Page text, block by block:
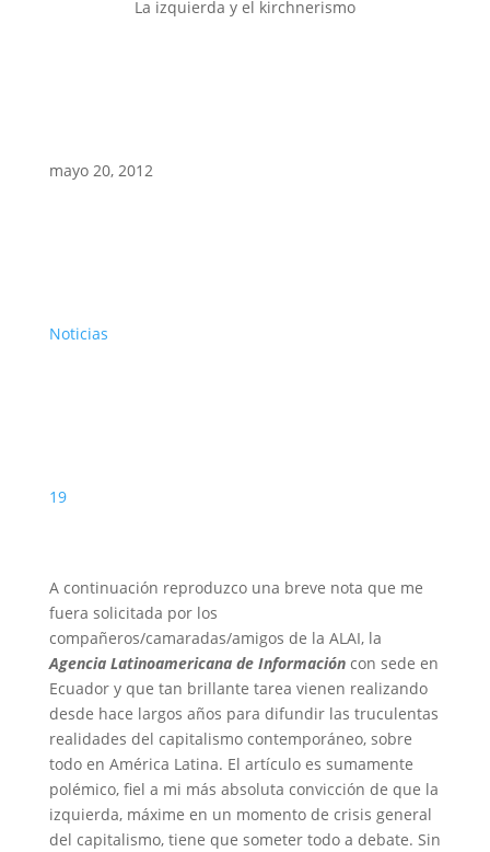
La izquierda y el kirchnerismo
mayo 20, 2012
Noticias
19
A continuación reproduzco una breve nota que me
fuera solicitada por los
compañeros/camaradas/amigos de la ALAI, la
Agencia Latinoamericana de Informacióncon sede en
Ecuador y que tan brillante tarea vienen realizando
desde hace largos años para difundir las truculentas
realidades del capitalismo contemporáneo, sobre
todo en América Latina. El artículo es sumamente
polémico, fiel a mi más absoluta convicción de que la
izquierda, máxime en un momento de crisis general
del capitalismo, tiene que someter todo a debate. Sin